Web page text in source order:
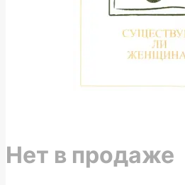
Нет в продаже